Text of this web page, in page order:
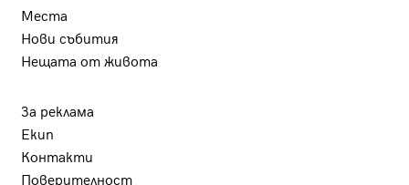
Места
Нови събития
Нещата от живота
За реклама
Екип
Контакти
Поверителност